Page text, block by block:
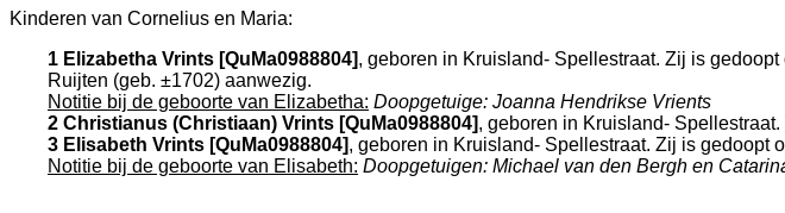
Kinderen van Cornelius en Maria:
1 Elizabetha Vrints [QuMa0988804], geboren in Kruisland- Spellestraat. Zij is gedoopt
Ruijten (geb. ±1702) aanwezig.
Notitie bij de geboorte van Elizabetha: Doopgetuige: Joanna Hendrikse Vrients
2 Christianus (Christiaan) Vrints [QuMa0988804], geboren in Kruisland- Spellestraat.
3 Elisabeth Vrints [QuMa0988804], geboren in Kruisland- Spellestraat. Zij is gedoopt
Notitie bij de geboorte van Elisabeth: Doopgetuigen: Michael van den Bergh en